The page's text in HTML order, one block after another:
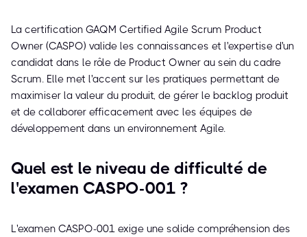
La certification GAQM Certified Agile Scrum Product
Owner (CASPO) valide les connaissances et l'expertise d'un
candidat dans le rôle de Product Owner au sein du cadre
Scrum. Elle met l'accent sur les pratiques permettant de
maximiser la valeur du produit, de gérer le backlog produit
et de collaborer efficacement avec les équipes de
développement dans un environnement Agile.
Quel est le niveau de difficulté de
l'examen CASPO-001 ?
L'examen CASPO-001 exige une solide compréhension des